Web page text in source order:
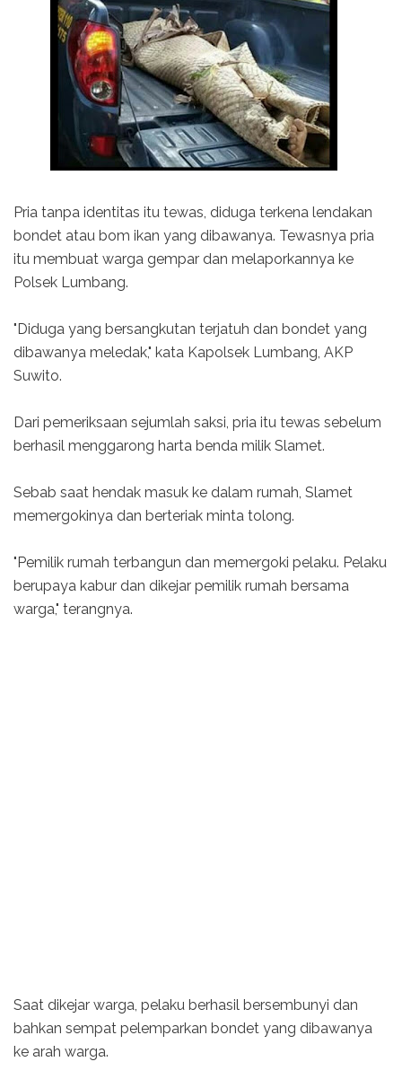
Pria tanpa identitas itu tewas, diduga terkena lendakan
bondet atau bom ikan yang dibawanya. Tewasnya pria
itu membuat warga gempar dan melaporkannya ke
Polsek Lumbang.
"Diduga yang bersangkutan terjatuh dan bondet yang
dibawanya meledak," kata Kapolsek Lumbang, AKP
Suwito.
Dari pemeriksaan sejumlah saksi, pria itu tewas sebelum
berhasil menggarong harta benda milik Slamet.
Sebab saat hendak masuk ke dalam rumah, Slamet
memergokinya dan berteriak minta tolong.
"Pemilik rumah terbangun dan memergoki pelaku. Pelaku
berupaya kabur dan dikejar pemilik rumah bersama
warga," terangnya.
Saat dikejar warga, pelaku berhasil bersembunyi dan
bahkan sempat pelemparkan bondet yang dibawanya
ke arah warga.